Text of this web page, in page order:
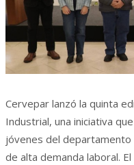
Cervepar lanzó la quinta
Industrial, una iniciativa
jóvenes del departamento
de alta demanda laboral.